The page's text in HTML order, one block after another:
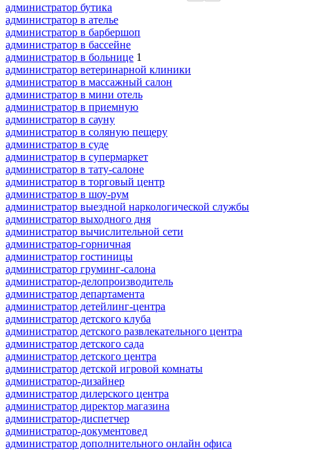
администратор бутика
администратор в ателье
администратор в барбершоп
администратор в бассейне
администратор в больнице 1
администратор ветеринарной клиники
администратор в массажный салон
администратор в мини отель
администратор в приемную
администратор в сауну
администратор в соляную пещеру
администратор в суде
администратор в супермаркет
администратор в тату-салоне
администратор в торговый центр
администратор в шоу-рум
администратор выездной наркологической службы
администратор выходного дня
администратор вычислительной сети
администратор-горничная
администратор гостиницы
администратор груминг-салона
администратор-делопроизводитель
администратор департамента
администратор детейлинг-центра
администратор детского клуба
администратор детского развлекательного центра
администратор детского сада
администратор детского центра
администратор детской игровой комнаты
администратор-дизайнер
администратор дилерского центра
администратор директор магазина
администратор-диспетчер
администратор-документовед
администратор дополнительного онлайн офиса